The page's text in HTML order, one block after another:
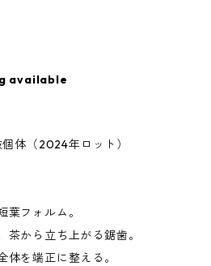
available
体（2024年ロット）
葉フォルム。
茶から立ち上がる鋸歯。
体を端正に整える。